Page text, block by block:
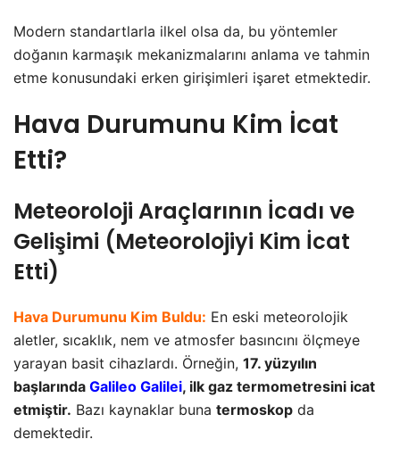
Modern standartlarla ilkel olsa da, bu yöntemler
doğanın karmaşık mekanizmalarını anlama ve tahmin
etme konusundaki erken girişimleri işaret etmektedir.
Hava Durumunu Kim İcat
Etti?
Meteoroloji Araçlarının İcadı ve
Gelişimi (Meteorolojiyi Kim İcat
Etti)
Hava Durumunu Kim Buldu: En eski meteorolojik
aletler, sıcaklık, nem ve atmosfer basıncını ölçmeye
yarayan basit cihazlardı. Örneğin, 17. yüzyılın
başlarında Galileo Galilei, ilk gaz termometresini icat
etmiştir. Bazı kaynaklar buna termoskop da
demektedir.